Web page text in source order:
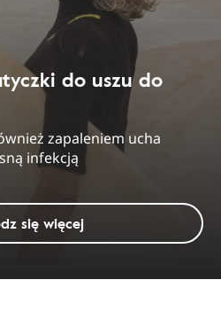
do uszu do
zapaleniem ucha
infekcją
się więcej